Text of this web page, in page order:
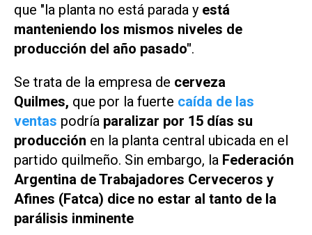
que "la planta no está parada y está
manteniendo los mismos niveles de
producción del año pasado".
Se trata de la empresa de cerveza
Quilmes, que por la fuerte caída de las
ventas podría paralizar por 15 días su
producción en la planta central ubicada en el
partido quilmeño. Sin embargo, la Federación
Argentina de Trabajadores Cerveceros y
Afines (Fatca) dice no estar al tanto de la
parálisis inminente